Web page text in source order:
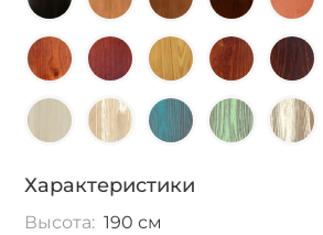
Характеристики
Высота: 190 см